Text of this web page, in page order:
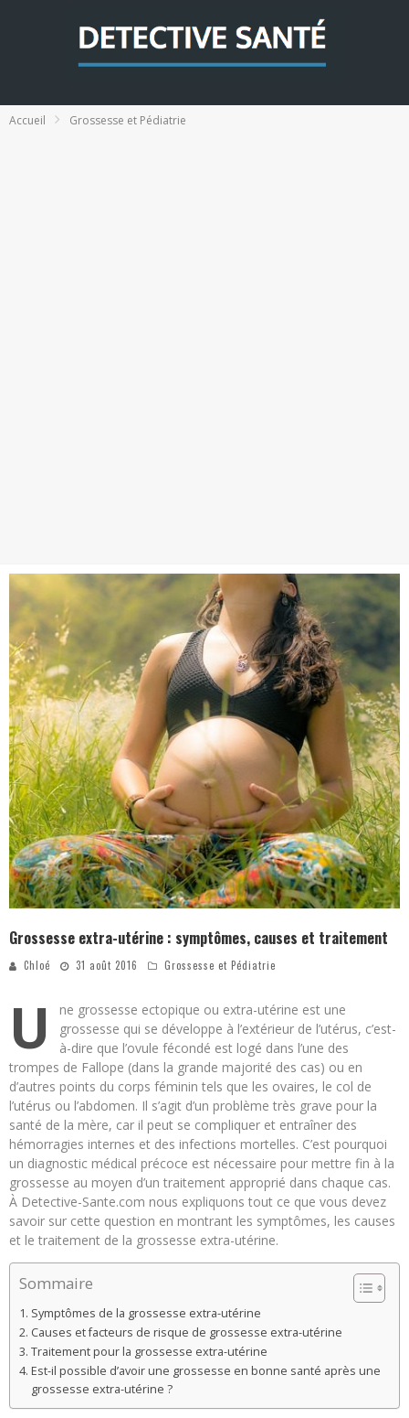
Accueil Grossesse et Pédiatrie
Grossesse extra-utérine : symptômes, causes et traitement
Chloé 31 août 2016 Grossesse et Pédiatrie
U
ne grossesse ectopique ou extra-utérine est une
grossesse qui se développe à l’extérieur de l’utérus, c’est-
à-dire que l’ovule fécondé est logé dans l’une des
trompes de Fallope (dans la grande majorité des cas) ou en
d’autres points du corps féminin tels que les ovaires, le col de
l’utérus ou l’abdomen. Il s’agit d’un problème très grave pour la
santé de la mère, car il peut se compliquer et entraîner des
hémorragies internes et des infections mortelles. C’est pourquoi
un diagnostic médical précoce est nécessaire pour mettre fin à la
grossesse au moyen d’un traitement approprié dans chaque cas.
À Detective-Sante.com nous expliquons tout ce que vous devez
savoir sur cette question en montrant les symptômes, les causes
et le traitement de la grossesse extra-utérine.
Sommaire
Symptômes de la grossesse extra-utérine
Causes et facteurs de risque de grossesse extra-utérine
Traitement pour la grossesse extra-utérine
Est-il possible d’avoir une grossesse en bonne santé après une
grossesse extra-utérine ?